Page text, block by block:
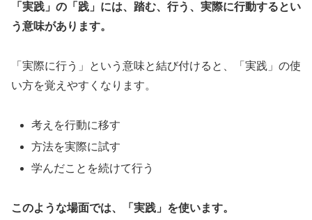
「実践」の「践」には、踏む、行う、実際に行動するとい
う意味があります。
「実際に行う」という意味と結び付けると、「実践」の使
い方を覚えやすくなります。
考えを行動に移す
方法を実際に試す
学んだことを続けて行う
このような場面では、「実践」を使います。